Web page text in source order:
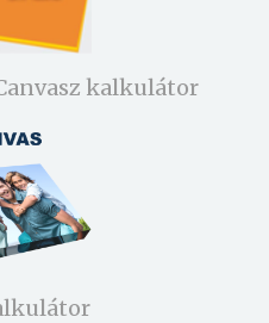
kalkulátor